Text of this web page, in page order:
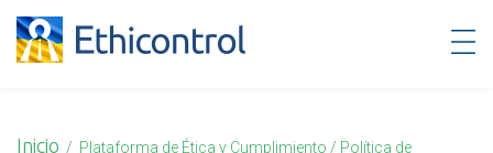
Español
Inicio / Plataforma de Ética y Cumplimiento / Política de